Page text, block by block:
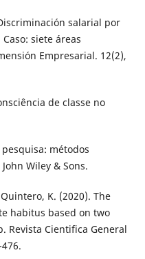
salarial por
siete áreas
Empresarial. 12(2),
de classe no
pesquisa: métodos
Wiley & Sons.
K. (2020). The
habitus based on two
Revista Cientifica General